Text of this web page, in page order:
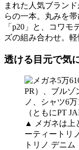
まれた人気ブラン
らの一本。丸みを
「p20」と、コワ
ズの組み合わせ。
透ける目元で気
▲ メガネは上
ーティートリ
トリノ デニム